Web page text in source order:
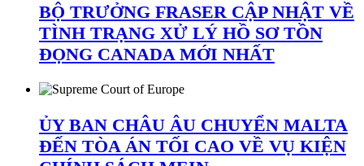
BỘ TRƯỞNG FRASER CẬP NHẬT VỀ
TÌNH TRẠNG XỬ LÝ HỒ SƠ TỒN
ĐỌNG CANADA MỚI NHẤT
ỦY BAN CHÂU ÂU CHUYỂN MALTA
ĐẾN TÒA ÁN TỐI CAO VỀ VỤ KIỆN